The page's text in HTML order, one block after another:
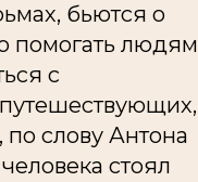
бьются о
помогать людям
с
слову Антона
стоял